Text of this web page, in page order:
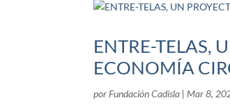
ENTRE-TELAS,
ECONOMÍA
por Fundación Cadisla | Mar 8,